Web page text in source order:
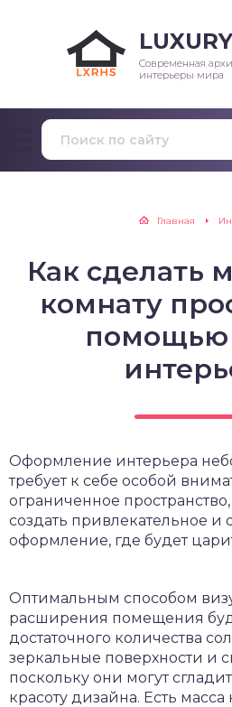
Современная
интерьеры мира
Главная
Как сделать
комнату
помощью
Оформление интерьера
требует к себе особой
ограниченное
создать привлекательное и
оформление, где будет
Оптимальным способом
расширения помещения
достаточного количества
зеркальные поверхности и
поскольку они могут
красоту дизайна. Есть